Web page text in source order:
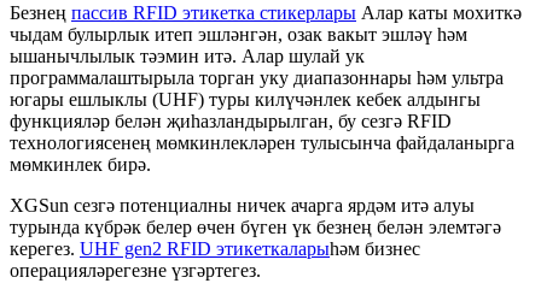
Безнең пассив RFID этикетка стикерлары Алар каты мохиткә
чыдам булырлык итеп эшләнгән, озак вакыт эшләү һәм
ышанычлылык тәэмин итә. Алар шулай ук ​​
программалаштырыла торган уку диапазоннары һәм ультра
югары ешлыклы (UHF) туры килүчәнлек кебек алдынгы
функцияләр белән җиһазландырылган, бу сезгә RFID
технологиясенең мөмкинлекләрен тулысынча файдаланырга
мөмкинлек бирә.
XGSun сезгә потенциалны ничек ачарга ярдәм итә алуы
турында күбрәк белер өчен бүген үк безнең белән элемтәгә
керегез. UHF gen2 RFID этикеткаларыһәм бизнес
операцияләрегезне үзгәртегез.